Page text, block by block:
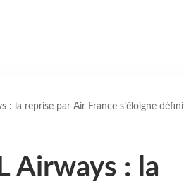
: la reprise par Air France s’éloigne
Airways : la